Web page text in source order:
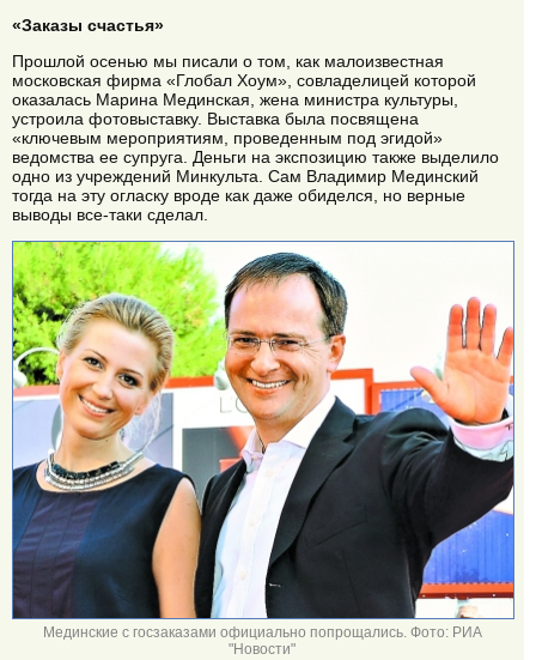
«Заказы счастья»
Прошлой осенью мы писали о том, как малоизвестная
московская фирма «Глобал Хоум», совладелицей которой
оказалась Марина Мединская, жена министра культуры,
устроила фотовыставку. Выставка была посвящена
«ключевым мероприятиям, проведенным под эгидой»
ведомства ее супруга. Деньги на экспозицию также выделило
одно из учреждений Минкульта. Сам Владимир Мединский
тогда на эту огласку вроде как даже обиделся, но верные
выводы все-таки сделал.
Мединские с госзаказами официально попрощались. Фото: РИА
"Новости"